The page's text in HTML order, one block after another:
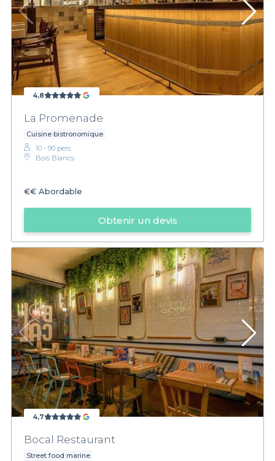
4,8
La Promenade
Cuisine bistronomique
10 - 90 pers.
Bois Blancs
€€ Abordable
Obtenir un devis
4,7
Bocal Restaurant
Street food marine